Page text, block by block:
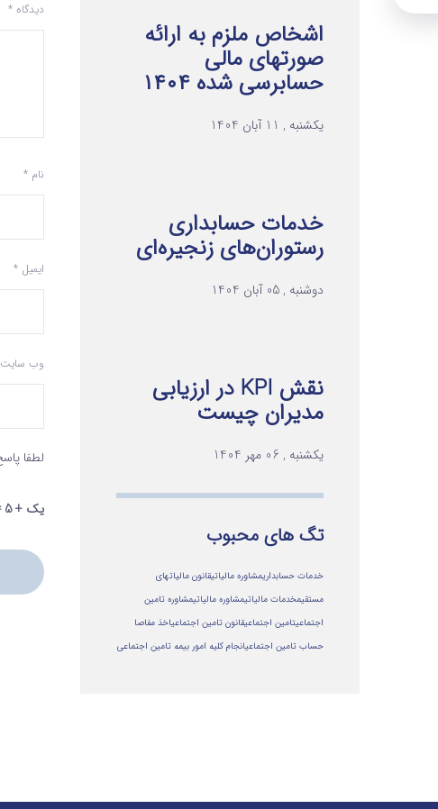
دیدگاه *
نام *
ایمیل *
وب‌ سایت
لطفا
یک + 5 =
اشخاص ملزم به ارائه
صورتهای مالی
حسابرسی شده ۱۴۰۴
یکشنبه , 11 آبان 1404
خدمات حسابداری
رستوران‌های زنجیره‌ای
دوشنبه , 05 آبان 1404
نقش KPI در ارزیابی
مدیران چیست
یکشنبه , 06 مهر 1404
تگ های محبوب
خدمات حسابداریمشاوره مالیاتیقانون مالیاتهای
مستقیمخدمات مالیاتیمشاوره مالياتيمشاوره تامین
اجتماعیتامین اجتماعیقانون تامین اجتماعیاخذ مفاصا
حساب تامین اجتماعیانجام کلیه امور بیمه تامین اجتماعی